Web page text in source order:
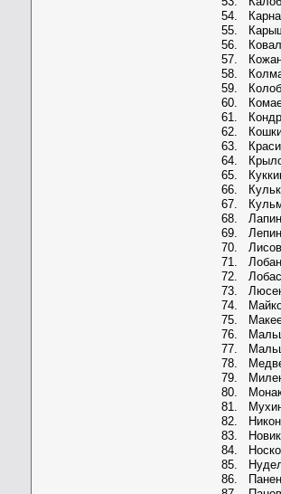
54.
55.
56.
57.
58.
59.
60.
61.
62.
63.
64.
65.
66.
67.
68. Лапин
69. Лепин
70.
71.
72.
73.
74.
75.
76.
77.
78.
79.
80.
81. Мухин
82.
83.
84.
85.
86.